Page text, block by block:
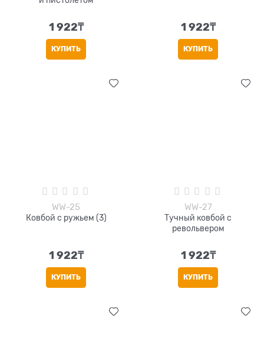
1 922₸
КУПИТЬ
1 922₸
КУПИТЬ
WW-25
Ковбой с ружьем (3)
1 922₸
КУПИТЬ
WW-27
Тучный ковбой с
револьвером
1 922₸
КУПИТЬ